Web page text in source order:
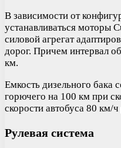
В зависимости от
устанавливаться
силовой агрегат
дорог. Причем интервал
км.
Емкость дизельного бака
горючего на 100 км при
скорости автобуса 80 км/
Рулевая система